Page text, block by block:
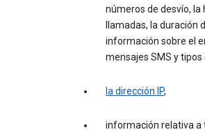
números de desvío, la
llamadas, la duración
información sobre el
mensajes SMS y tipos
la dirección IP,
información relativa a